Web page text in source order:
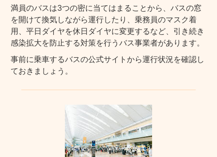
満員のバスは3つの密に当てはまることから、バスの窓
を開けて換気しながら運行したり、乗務員のマスク着
用、平日ダイヤを休日ダイヤに変更するなど、引き続き
感染拡大を防止する対策を行うバス事業者があります。
事前に乗車するバスの公式サイトから運行状況を確認し
ておきましょう。